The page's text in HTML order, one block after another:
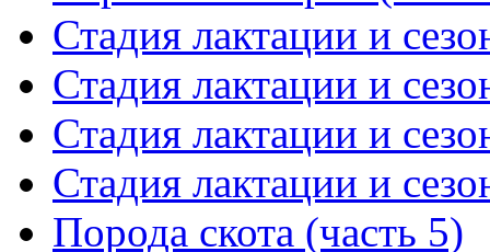
Стадия лактации и
Стадия лактации и
Стадия лактации и
Стадия лактации и
Порода скота (часть 5)